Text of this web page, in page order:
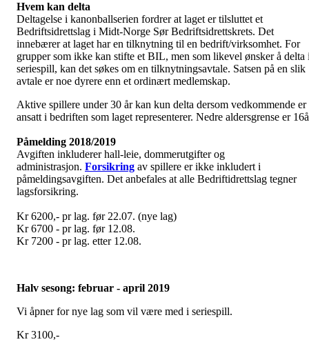
Hvem kan delta
Deltagelse i kanonballserien fordrer at laget er tilsluttet et
Bedriftsidrettslag i Midt-Norge Sør Bedriftsidrettskrets. Det
innebærer at laget har en tilknytning til en bedrift/virksomhet. For
grupper som ikke kan stifte et BIL, men som likevel ønsker å delta
seriespill, kan det søkes om en tilknytningsavtale. Satsen på en slik
avtale er noe dyrere enn et ordinært medlemskap.
Aktive spillere under 30 år kan kun delta dersom vedkommende er
ansatt i bedriften som laget representerer. Nedre aldersgrense er
Påmelding 2018/2019
Avgiften inkluderer hall-leie, dommerutgifter og
administrasjon. Forsikring av spillere er ikke inkludert i
påmeldingsavgiften. Det anbefales at alle Bedriftidrettslag tegner
lagsforsikring.
Kr 6200,- pr lag. før 22.07. (nye lag)
Kr 6700 - pr lag. før 12.08.
Kr 7200 - pr lag. etter 12.08.
Halv sesong: februar - april 2019
Vi åpner for nye lag som vil være med i seriespill.
Kr 3100,-